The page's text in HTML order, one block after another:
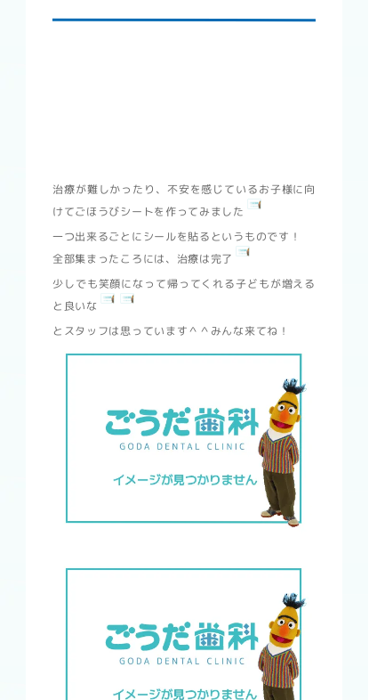
治療が難しかったり、不安を感じているお子様に向
けてごほうびシートを作ってみました
一つ出来るごとにシールを貼るというものです！
全部集まったころには、治療は完了
少しでも笑顔になって帰ってくれる子どもが増える
と良いな
とスタッフは思っています＾＾みんな来てね！